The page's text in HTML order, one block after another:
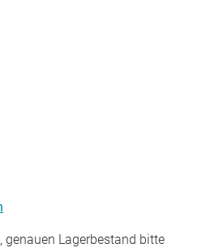
genauen Lagerbestand bitte